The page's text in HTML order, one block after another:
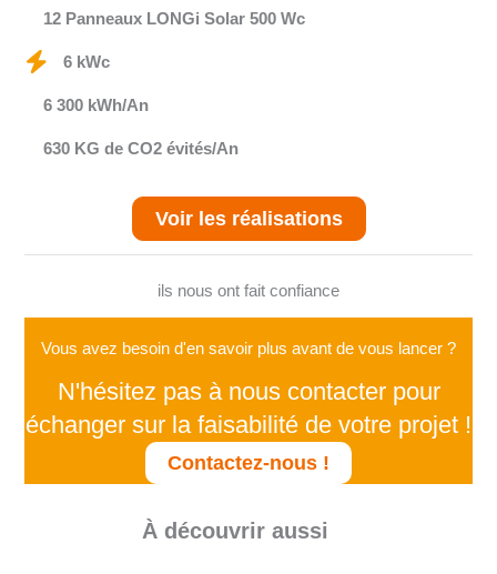
12 Panneaux LONGi Solar 500 Wc
6 kWc
6 300 kWh/An
630 KG de CO2 évités/An
Voir les réalisations
ils nous ont fait confiance
Vous avez besoin d'en savoir plus avant de vous lancer ?
N'hésitez pas à nous contacter pour
échanger sur la faisabilité de votre projet !
Contactez-nous !
À découvrir aussi